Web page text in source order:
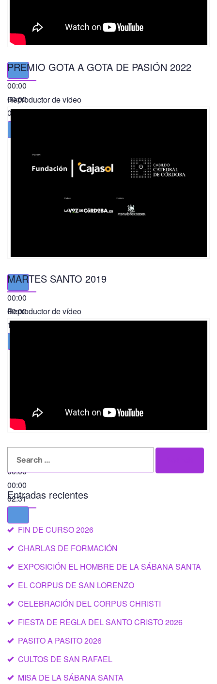
00:00
00:00
01:49
PREMIO GOTA A GOTA DE PASIÓN 2022
Reproductor de vídeo
00:00
00:00
11:56
MARTES SANTO 2019
Reproductor de vídeo
00:00
00:00
02:31
Entradas recientes
FIN DE CURSO 2026
CHARLAS DE FORMACIÓN
EXPOSICIÓN EL HOMBRE DE LA SÁBANA SANTA
EL CORPUS DE SAN LORENZO
CELEBRACIÓN DEL CORPUS CHRISTI
FIESTA DE REGLA DEL SANTO CRISTO 2026
PASITO A PASITO 2026
CULTOS DE SAN RAFAEL
MISA DE LA SÁBANA SANTA